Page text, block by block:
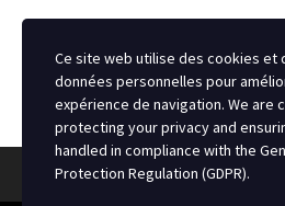
Ce site web utilise des cookies et
données personnelles pour
expérience de navigation. We are
protecting your privacy and
handled in compliance with the
Protection Regulation (GDPR).